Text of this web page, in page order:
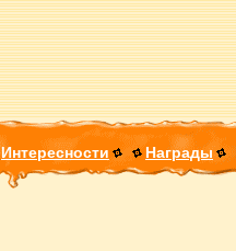
Интересности Награды